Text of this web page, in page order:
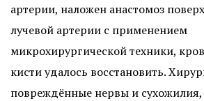
артерии, наложен анастомоз
лучевой артерии с применением
микрохирургической техники,
кисти удалось восстановить.
повреждённые нервы и